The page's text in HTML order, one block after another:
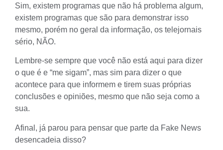
Sim, existem programas que não há problema algum,
existem programas que são para demonstrar isso
mesmo, porém no geral da informação, os telejornais
sério, NÃO.
Lembre-se sempre que você não está aqui para dizer
o que é e “me sigam”, mas sim para dizer o que
acontece para que informem e tirem suas próprias
conclusões e opiniões, mesmo que não seja como a
sua.
Afinal, já parou para pensar que parte da Fake News
desencadeia disso?